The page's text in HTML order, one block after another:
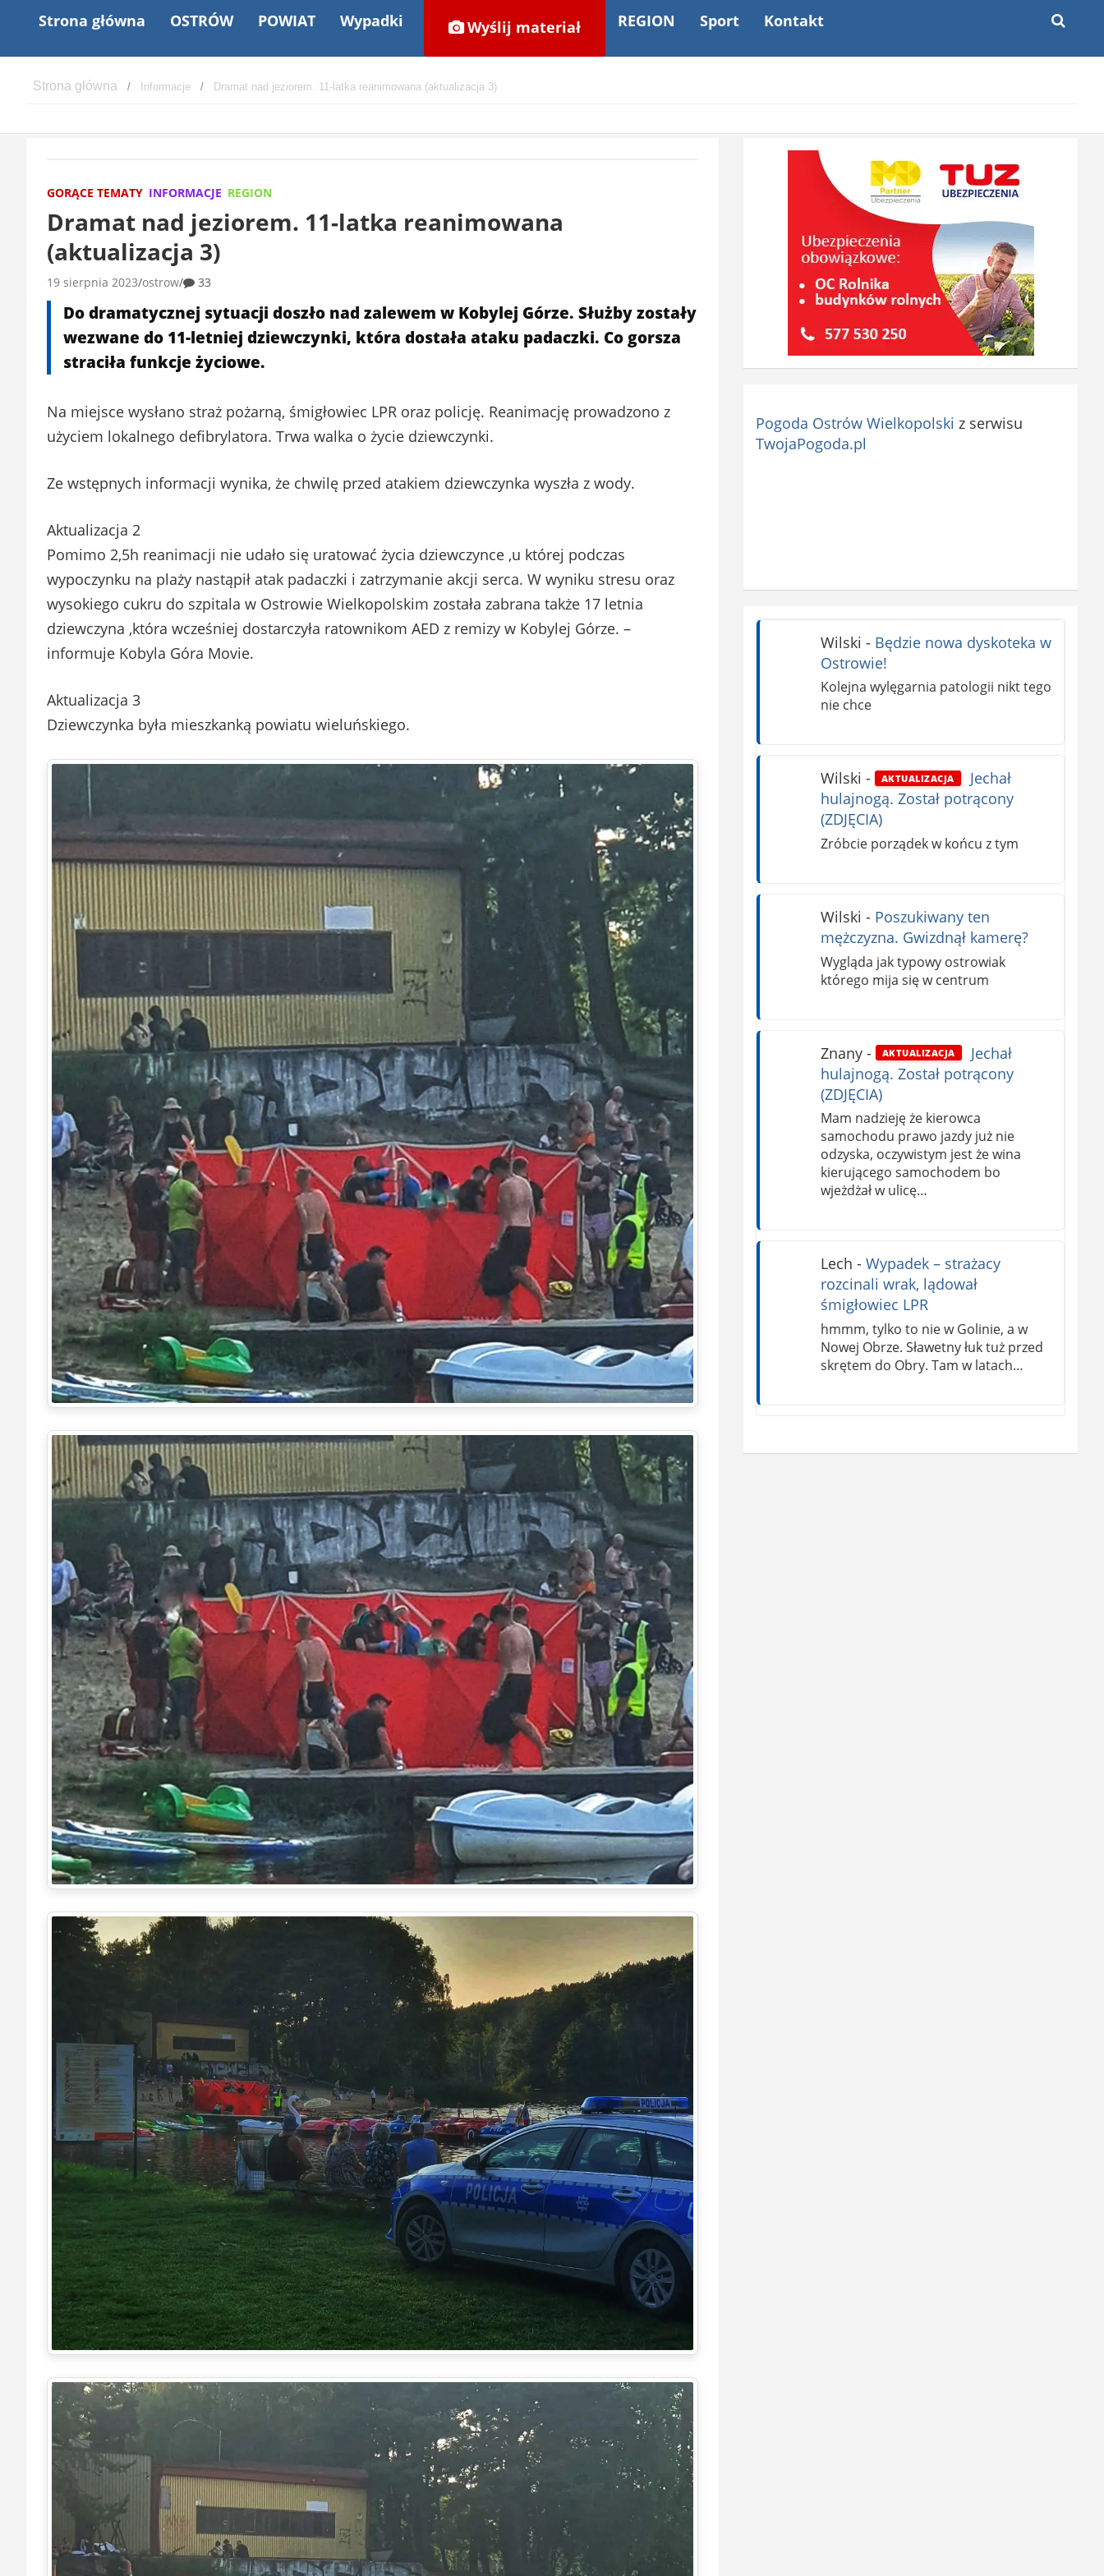
Strona główna OSTRÓW POWIAT Wypadki Wyślij materiał REGION Sport Kontakt
Informacje Dramat nad jeziorem. 11-latka reanimowana (aktualizacja 3)
GORĄCE TEMATY INFORMACJE REGION
Dramat nad jeziorem. 11-latka reanimowana
(aktualizacja 3)
19 sierpnia 2023 ostrow 33
Do dramatycznej sytuacji doszło nad zalewem w Kobylej Górze. Służby zostały
wezwane do 11-letniej dziewczynki, która dostała ataku padaczki. Co gorsza
straciła funkcje życiowe.
Na miejsce wysłano straż pożarną, śmigłowiec LPR oraz policję. Reanimację prowadzono z
użyciem lokalnego defibrylatora. Trwa walka o życie dziewczynki.
Ze wstępnych informacji wynika, że chwilę przed atakiem dziewczynka wyszła z wody.
Aktualizacja 2
Pomimo 2,5h reanimacji nie udało się uratować życia dziewczynce ,u której podczas
wypoczynku na plaży nastąpił atak padaczki i zatrzymanie akcji serca. W wyniku stresu oraz
wysokiego cukru do szpitala w Ostrowie Wielkopolskim została zabrana także 17 letnia
dziewczyna ,która wcześniej dostarczyła ratownikom AED z remizy w Kobylej Górze. –
informuje Kobyla Góra Movie.
Aktualizacja 3
Dziewczynka była mieszkanką powiatu wieluńskiego.
Pogoda Ostrów Wielkopolski z serwisu
TwojaPogoda.pl
Wilski - Będzie nowa dyskoteka w
Ostrowie!
Kolejna wylęgarnia patologii nikt tego
nie chce
Wilski - AKTUALIZACJA
Jechał
hulajnogą. Został potrącony
(ZDJĘCIA)
Zróbcie porządek w końcu z tym
Wilski - Poszukiwany ten
mężczyzna. Gwizdnął kamerę?
Wygląda jak typowy ostrowiak
którego mija się w centrum
Znany- AKTUALIZACJA
Jechał
hulajnogą. Został potrącony
(ZDJĘCIA)
Mam nadzieję że kierowca
samochodu prawo jazdy już nie
odzyska, oczywistym jest że wina
kierującego samochodem bo
wjeżdżał w ulicę…
Lech - Wypadek – strażacy
rozcinali wrak, lądował
śmigłowiec LPR
hmmm, tylko to nie w Golinie, a w
Nowej Obrze. Sławetny łuk tuż przed
skrętem do Obry. Tam w latach…